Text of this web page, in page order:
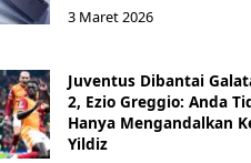
3 Maret 2026
Juventus Dibantai
2, Ezio Greggio: Anda
Hanya Mengandalkan
Yildiz